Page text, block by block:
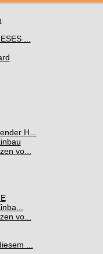
...
H...
vo...
vo...
...